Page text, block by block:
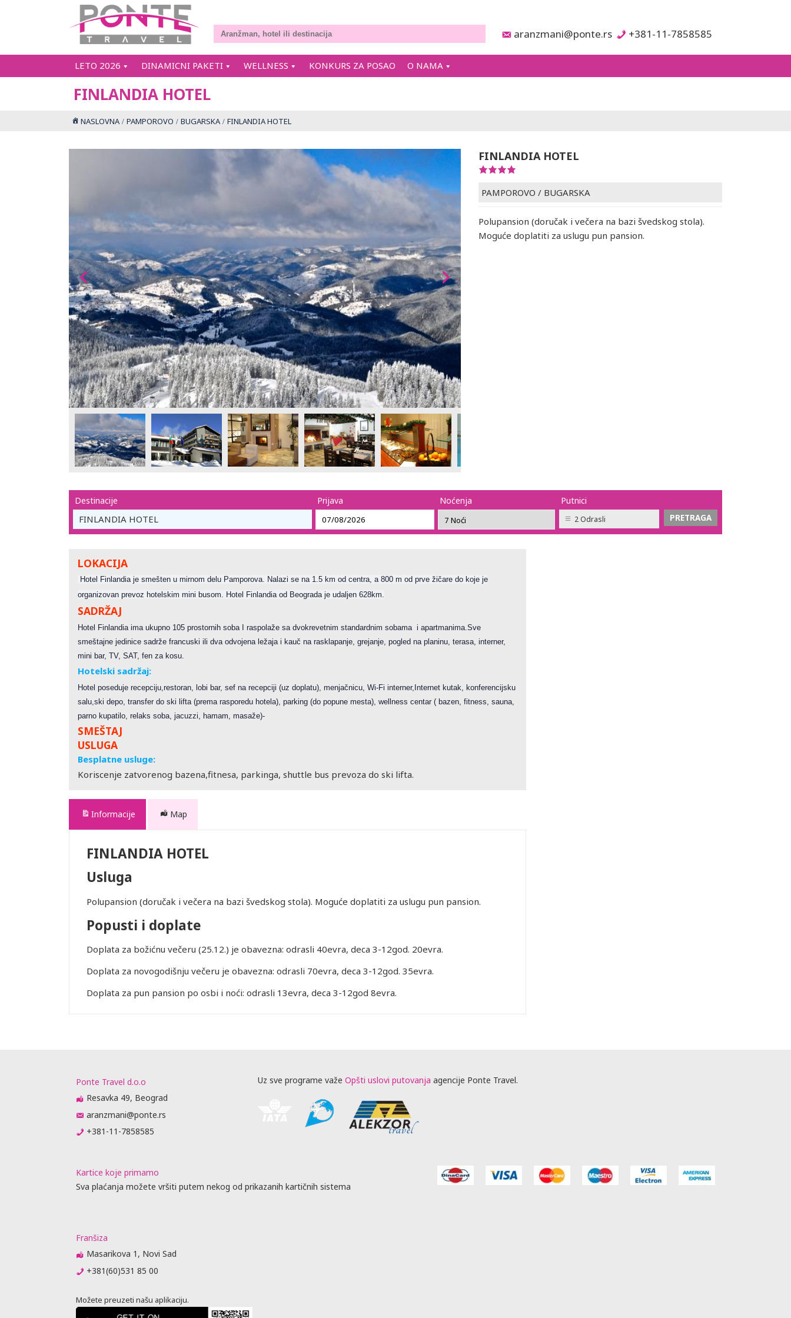
aranzmani@ponte.rs +381-11-7858585
LETO 2026 DINAMICNI PAKETI WELLNESS KONKURS ZA POSAO O NAMA
FINLANDIA HOTEL
NASLOVNA PAMPOROVO BUGARSKA FINLANDIA HOTEL
FINLANDIA HOTEL
PAMPOROVO / BUGARSKA
Polupansion (doručak i večera na bazi švedskog stola).
Moguće doplatiti za uslugu pun pansion.
Destinacije
FINLANDIA HOTEL
Prijava Noćenja Putnici
2 Odrasli
LOKACIJA
Hotel Finlandia je smešten u mirnom delu Pamporova. Nalazi se na 1.5 km od centra, a 800 m od prve žičare do koje je
organizovan prevoz hotelskim mini busom. Hotel Finlandia od Beograda je udaljen 628km.
SADRŽAJ
Hotel Finlandia ima ukupno 105 prostornih soba I raspolaže sa dvokrevetnim standardnim sobama i apartmanima.Sve
smeštajne jedinice sadrže francuski ili dva odvojena ležaja i kauč na rasklapanje, grejanje, pogled na planinu, terasa, interner,
mini bar, TV, SAT, fen za kosu.
Hotelski sadržaj:
Hotel poseduje recepciju,restoran, lobi bar, sef na recepciji (uz doplatu), menjačnicu, Wi-Fi interner,Internet kutak, konferencijsku
salu,ski depo, transfer do ski lifta (prema rasporedu hotela), parking (do popune mesta), wellness centar ( bazen, fitness, sauna,
parno kupatilo, relaks soba, jacuzzi, hamam, masaže)-
SMEŠTAJ
USLUGA
Besplatne usluge:
Koriscenje zatvorenog bazena,fitnesa, parkinga, shuttle bus prevoza do ski lifta.
Informacije Map
FINLANDIA HOTEL
Usluga
Polupansion (doručak i večera na bazi švedskog stola). Moguće doplatiti za uslugu pun pansion.
Popusti i doplate
Doplata za božićnu večeru (25.12.) je obavezna: odrasli 40evra, deca 3-12god. 20evra.
Doplata za novogodišnju večeru je obavezna: odrasli 70evra, deca 3-12god. 35evra.
Doplata za pun pansion po osbi i noći: odrasli 13evra, deca 3-12god 8evra.
Ponte Travel d.o.o
Resavka 49, Beograd
aranzmani@ponte.rs
+381-11-7858585
Uz sve programe važe Opšti uslovi putovanja agencije Ponte Travel.
Kartice koje primamo
Sva plaćanja možete vršiti putem nekog od prikazanih kartičnih sistema
Franšiza
Masarikova 1, Novi Sad
+381(60)531 85 00
Možete preuzeti našu aplikaciju.